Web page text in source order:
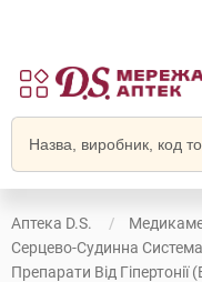
Аптека D.S.
Серцево-Судинна Система
Препарати Від